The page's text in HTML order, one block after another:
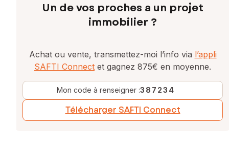
Un de vos proches a un projet
immobilier ?
Achat ou vente, transmettez-moi l’info via l’appli
SAFTI Connect et gagnez 875€ en moyenne.
Mon code à renseigner :387234
Télécharger SAFTI Connect